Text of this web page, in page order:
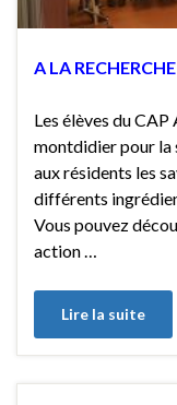
A LA
Les élèves du
montdidier pour la
aux résidents les
différents
Vous pouvez
action …
Lire la suite